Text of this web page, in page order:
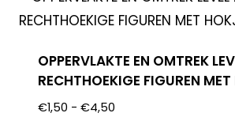
OPPERVLAKTE EN OMTREK
RECHTHOEKIGE FIGUREN
€1,50 - €4,50